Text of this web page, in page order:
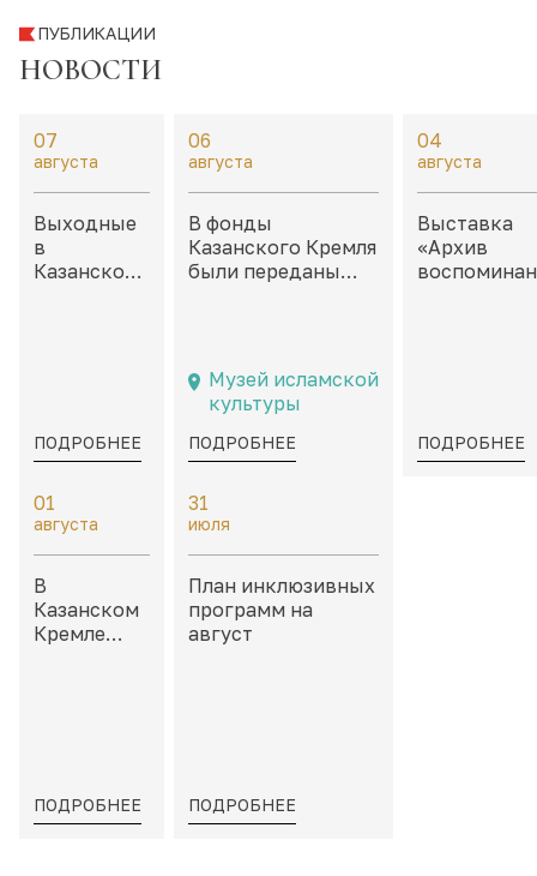
ПУБЛИКАЦИИ
НОВОСТИ
07
августа
Выходные
в
Казанском
ПОДРОБНЕЕ
06
августа
В фонды
Казанского Кремля
были переданы
Казани и
татарской
культуре
Музей исламской
культуры
ПОДРОБНЕЕ
04
августа
Выставка
«Архив
ПОДРОБНЕЕ
01
августа
В
Казанском
Кремле
ПОДРОБНЕЕ
31
июля
План инклюзивных
программ на
август
ПОДРОБНЕЕ